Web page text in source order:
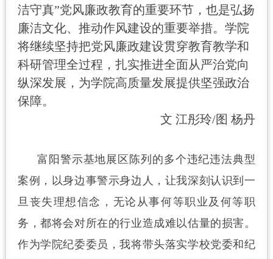
洁守真”党风廉政教育的重要环节，也是弘扬
廉洁文化、推动作风建设的重要举措。学院
将继续坚持把党风廉政建设贯穿教育教学和
科研管理全过程，扎实推进全面从严治党向
纵深发展，为学院高质量发展提供坚强政治
保障。
文江彤玲/图 杨丹
富阳警示基地展区陈列的多个违纪违法典型
案例，以身边事警示身边人，让我深刻认识到一
旦丧失理想信念，无论从事何等职业及何等职
务，都将会对所在的行业造成难以估量的损害。
作为学院纪委委员，我将带头落实学校党委和纪